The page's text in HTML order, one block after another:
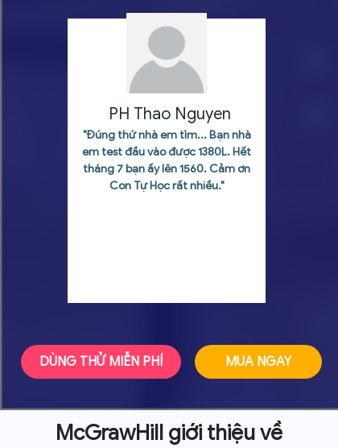
DÙNG THỬ MIỄN PHÍ MUA NGAY
PH Thao Nguyen
"Đúng thứ nhà em tìm... Bạn nhà
em test đầu vào được 1380L. Hết
tháng 7 bạn ấy lên 1560. Cảm ơn
Con Tự Học rất nhiều."
McGrawHill giới thiệu về